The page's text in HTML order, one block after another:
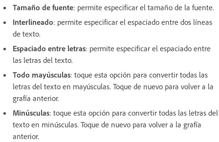
Tamaño de fuente: permite especificar el tamaño de la fuente.
Interlineado: permite especificar el espaciado entre dos líneas
de texto.
Espaciado entre letras: permite especificar el espaciado entre
las letras del texto.
Todo mayúsculas: toque esta opción para convertir todas las
letras del texto en mayúsculas. Toque de nuevo para volver a la
grafía anterior.
Minúsculas: toque esta opción para convertir todas las letras del
texto en minúsculas. Toque de nuevo para volver a la grafía
anterior.